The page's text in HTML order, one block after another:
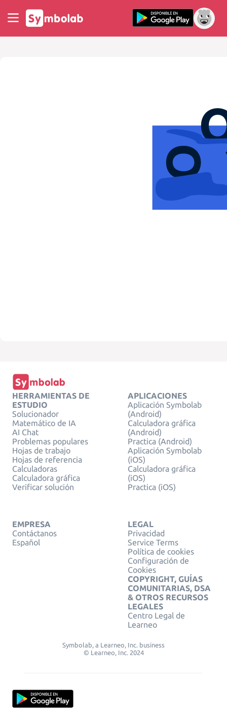
HERRAMIENTAS DE
ESTUDIO
Solucionador
Matemático de IA
AI Chat
Problemas populares
Hojas de trabajo
Hojas de referencia
Calculadoras
Calculadora gráfica
Verificar solución
APLICACIONES
Aplicación Symbolab
(Android)
Calculadora gráfica
(Android)
Practica (Android)
Aplicación Symbolab
(iOS)
Calculadora gráfica
(iOS)
Practica (iOS)
EMPRESA
Contáctanos
Español
LEGAL
Privacidad
Service Terms
Política de cookies
Configuración de
Cookies
COPYRIGHT, GUÍAS
COMUNITARIAS, DSA
& OTROS RECURSOS
LEGALES
Centro Legal de
Learneo
Symbolab, a Learneo, Inc. business
© Learneo, Inc. 2024